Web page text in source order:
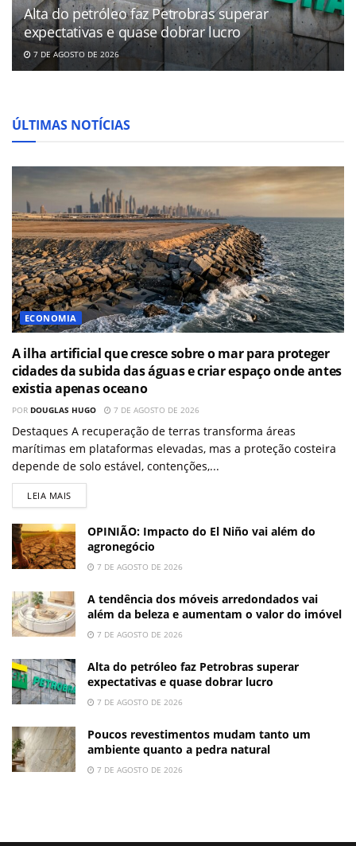
Alta do petróleo faz Petrobras superar
expectativas e quase dobrar lucro
7 DE AGOSTO DE 2026
ÚLTIMAS NOTÍCIAS
ECONOMIA
A ilha artificial que cresce sobre o mar para proteger
cidades da subida das águas e criar espaço onde antes
existia apenas oceano
POR DOUGLAS HUGO 7 DE AGOSTO DE 2026
Destaques A recuperação de terras transforma áreas
marítimas em plataformas elevadas, mas a proteção costeira
depende de solo estável, contenções,...
LEIA MAIS
OPINIÃO: Impacto do El Niño vai além do
agronegócio
7 DE AGOSTO DE 2026
A tendência dos móveis arredondados vai
além da beleza e aumentam o valor do imóvel
7 DE AGOSTO DE 2026
Alta do petróleo faz Petrobras superar
expectativas e quase dobrar lucro
7 DE AGOSTO DE 2026
Poucos revestimentos mudam tanto um
ambiente quanto a pedra natural
7 DE AGOSTO DE 2026